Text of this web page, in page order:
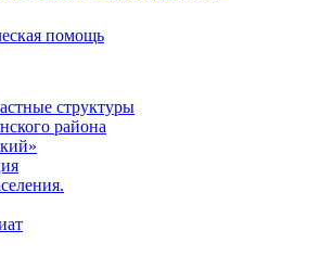
помощь
структуры
района